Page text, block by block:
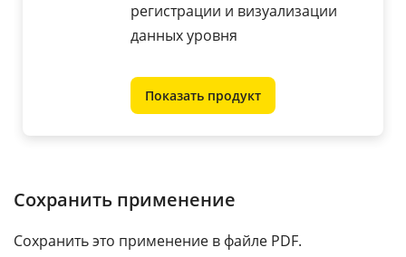
регистрации и визуализации
данных уровня
Показать продукт
Сохранить применение
Сохранить это применение в файле PDF.